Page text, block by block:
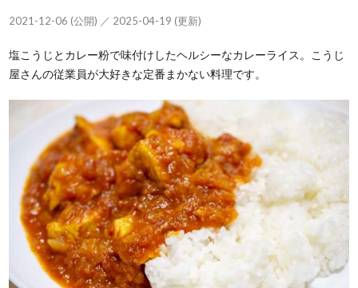
2021-12-06 (公開) ／ 2025-04-19 (更新)
塩こうじとカレー粉で味付けしたヘルシーなカレーライス。こうじ
屋さんの従業員が大好きな定番まかない料理です。